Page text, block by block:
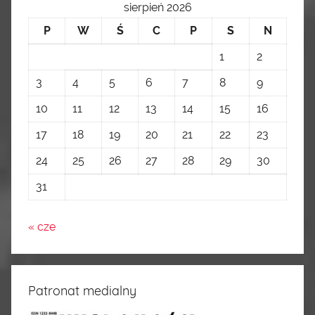
sierpień 2026
P
W Ś C P S
N
1
2
3
4 5 6 7 8
9
10
11 12 13 14 15
16
17
18 19 20 21 22
23
24
25 26 27 28 29
30
31
« cze
Patronat medialny